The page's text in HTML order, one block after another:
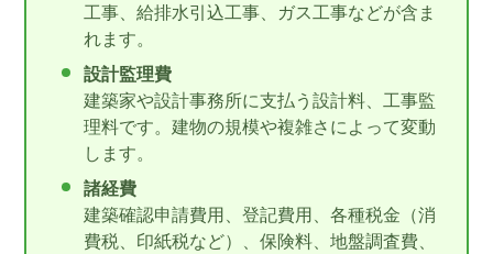
工事、給排水引込工事、ガス工事などが含ま
れます。
設計監理費
建築家や設計事務所に支払う設計料、工事監
理料です。建物の規模や複雑さによって変動
します。
諸経費
建築確認申請費用、登記費用、各種税金（消
費税、印紙税など）、保険料、地盤調査費、